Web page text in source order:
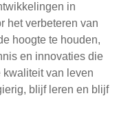
in
het verbeteren van
hoogte te houden,
en innovaties die
van leven
blijf leren en blijf